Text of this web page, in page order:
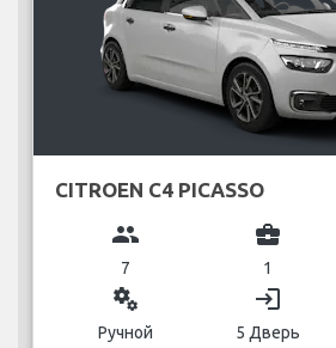
CITROEN C4 PICASSO
group
7
business_center
1
miscellaneous_services
Ручной
login
5 Дверь